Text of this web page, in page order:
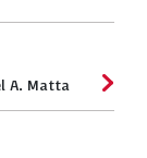
A. Matta